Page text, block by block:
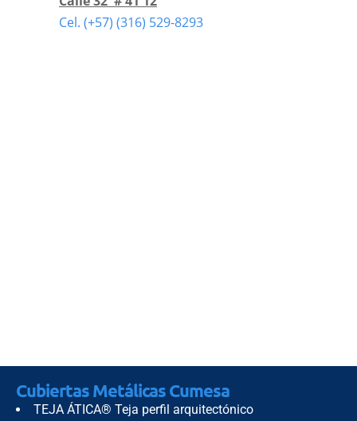
Cel. (+57) (316) 529-8293
Cubiertas Metálicas Cumesa
TEJA ÁTICA® Teja perfil arquitectónico